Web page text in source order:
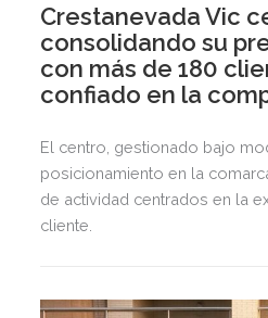
Crestanevada Vic
consolidando su
con más de 180
confiado en la
El centro, gestionado bajo
posicionamiento en la
de actividad centrados en la
cliente.